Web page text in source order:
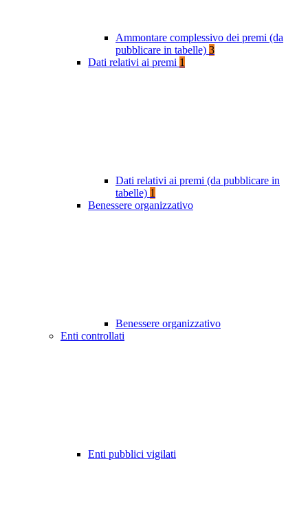
Ammontare complessivo dei premi (da
pubblicare in tabelle) 3
Dati relativi ai premi 1
Dati relativi ai premi (da pubblicare in
tabelle) 1
Benessere organizzativo
Benessere organizzativo
Enti controllati
Enti pubblici vigilati